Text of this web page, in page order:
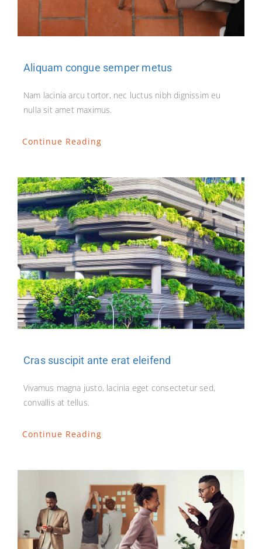
Aliquam congue semper metus
Nam lacinia arcu tortor, nec luctus nibh dignissim eu
nulla sit amet maximus.
Continue Reading
Cras suscipit ante erat eleifend
Vivamus magna justo, lacinia eget consectetur sed,
convallis at tellus.
Continue Reading